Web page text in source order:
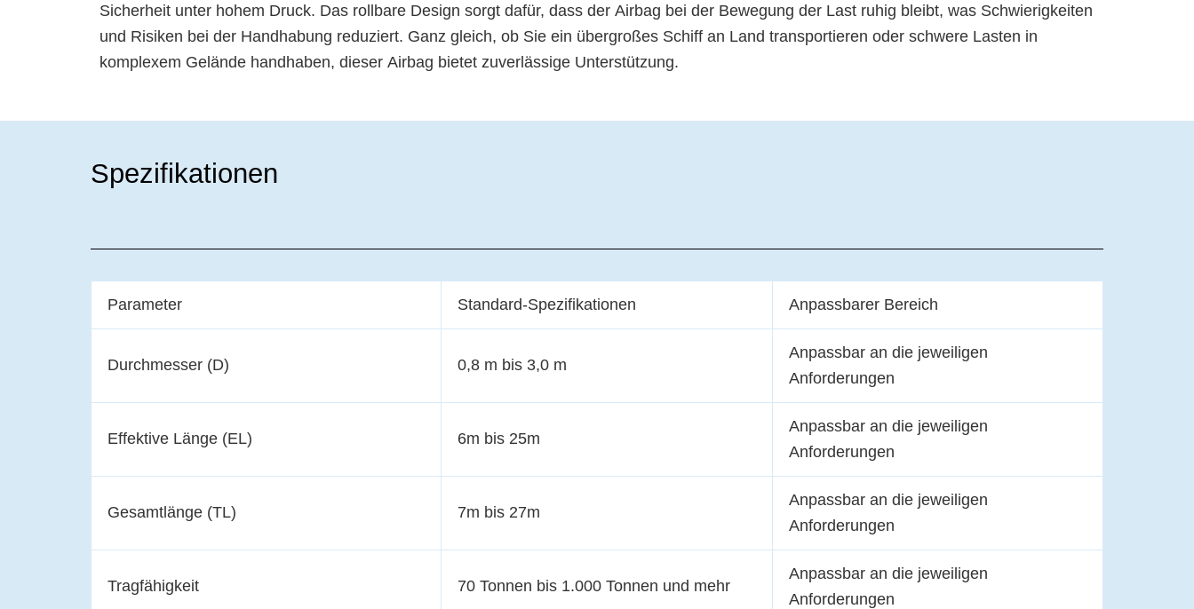
Sicherheit unter hohem Druck. Das rollbare Design sorgt dafür, dass der Airbag bei der Bewegung der Last ruhig bleibt, was Schwierigkeiten
und Risiken bei der Handhabung reduziert. Ganz gleich, ob Sie ein übergroßes Schiff an Land transportieren oder schwere Lasten in
komplexem Gelände handhaben, dieser Airbag bietet zuverlässige Unterstützung.
Spezifikationen
Parameter Standard-Spezifikationen Anpassbarer Bereich
Durchmesser (D) 0,8 m bis 3,0 m
Anpassbar an die jeweiligen
Anforderungen
Effektive Länge (EL) 6m bis 25m
Anpassbar an die jeweiligen
Anforderungen
Gesamtlänge (TL) 7m bis 27m
Anpassbar an die jeweiligen
Anforderungen
Tragfähigkeit 70 Tonnen bis 1.000 Tonnen und mehr
Anpassbar an die jeweiligen
Anforderungen